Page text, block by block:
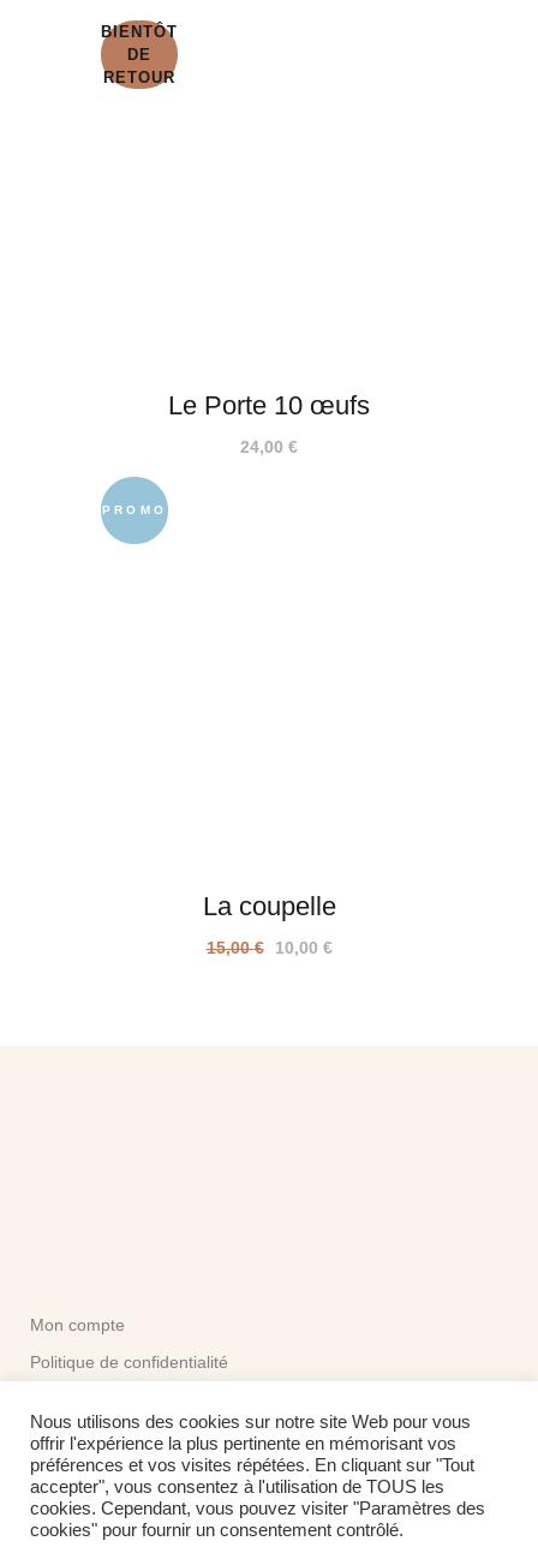
BIENTÔT
DE
RETOUR
Le Porte 10 œufs
24,00 €
PROMO
La coupelle
15,00€
Le
10,00 €Le
Mon compte
Politique de confidentialité
Me contacter:
contact@touretmirette.fr
Formulaire de contact
Nous utilisons des cookies sur notre site Web pour vous
offrir l'expérience la plus pertinente en mémorisant vos
préférences et vos visites répétées. En cliquant sur "Tout
accepter", vous consentez à l'utilisation de TOUS les
cookies. Cependant, vous pouvez visiter "Paramètres des
cookies" pour fournir un consentement contrôlé.